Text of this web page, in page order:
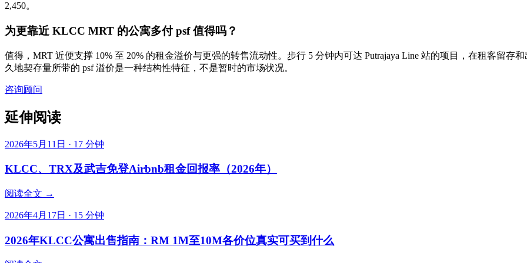
2,450。
为更靠近 KLCC MRT 的公寓多付 psf 值得吗？
值得，MRT 近便支撑 10% 至 20% 的租金溢价与更强的转售流动性。步行 5 分钟内可达 Putrajaya Line 站的项目，在租客留存
久地契存量所带的 psf 溢价是一种结构性特征，不是暂时的市场状况。
咨询顾问
延伸阅读
2026年5月11日 · 17 分钟
KLCC、TRX及武吉免登Airbnb租金回报率（2026年）
阅读全文 →
2026年4月17日 · 15 分钟
2026年KLCC公寓出售指南：RM 1M至10M各价位真实可买到什么